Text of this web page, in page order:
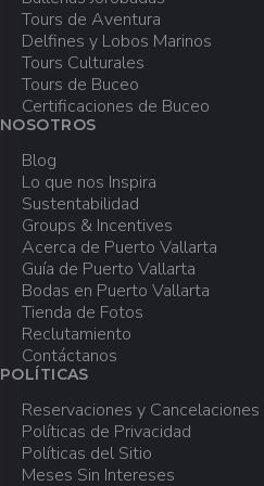
cancelaciones deben ser
comunicándote a
adventures.com
8413 (desde México) o
(desde Estados Unidos o
Tours de Aventura
Delfines y Lobos Marinos
Tours Culturales
Tours de Buceo
Certificaciones de Buceo
NOSOTROS
Blog
Lo que nos Inspira
Sustentabilidad
Groups & Incentives
Acerca de Puerto Vallarta
Guía de Puerto Vallarta
Bodas en Puerto Vallarta
Tienda de Fotos
Reclutamiento
Contáctanos
POLÍTICAS
Reservaciones y Cancelaciones
Políticas de Privacidad
Políticas del Sitio
Meses Sin Intereses